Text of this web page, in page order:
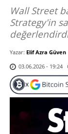
Wall Street
Strategy'in
Yazar: Elif Azra Güven
03.06.2026 - 19:24